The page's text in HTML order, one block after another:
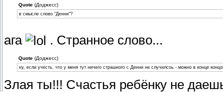
Quote(Доджесс)
в смысле слово "Денни"?
ага . Странное слово...
Quote(Доджесс)
ну, если учесть, что у меня тут ничего страшного с Денни не случилсоь - можно в конце
Злая ты!!! Счастья ребёнку не